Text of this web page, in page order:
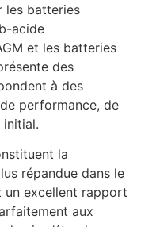
les batteries
acide
et les batteries
des
à des
performance, de
initial.
la
répandue dans le
un excellent rapport
aux